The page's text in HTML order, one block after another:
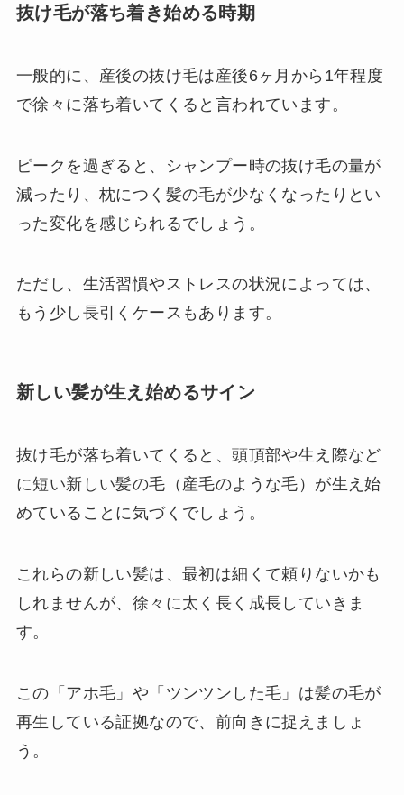
抜け毛が落ち着き始める時期
一般的に、産後の抜け毛は産後6ヶ月から1年程度
で徐々に落ち着いてくると言われています。
ピークを過ぎると、シャンプー時の抜け毛の量が
減ったり、枕につく髪の毛が少なくなったりとい
った変化を感じられるでしょう。
ただし、生活習慣やストレスの状況によっては、
もう少し長引くケースもあります。
新しい髪が生え始めるサイン
抜け毛が落ち着いてくると、頭頂部や生え際など
に短い新しい髪の毛（産毛のような毛）が生え始
めていることに気づくでしょう。
これらの新しい髪は、最初は細くて頼りないかも
しれませんが、徐々に太く長く成長していきま
す。
この「アホ毛」や「ツンツンした毛」は髪の毛が
再生している証拠なので、前向きに捉えましょ
う。